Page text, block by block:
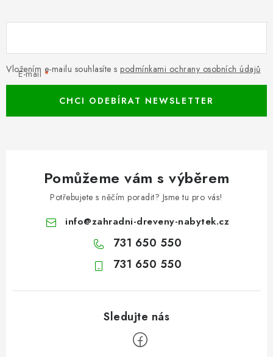
E-mail
Vložením e-mailu souhlasíte s podmínkami ochrany osobních údajů
CHCI ODEBÍRAT NEWSLETTER
Pomůžeme vám s výběrem
Potřebujete s něčím poradit? Jsme tu pro vás!
info@zahradni-dreveny-nabytek.cz
731 650 550
731 650 550